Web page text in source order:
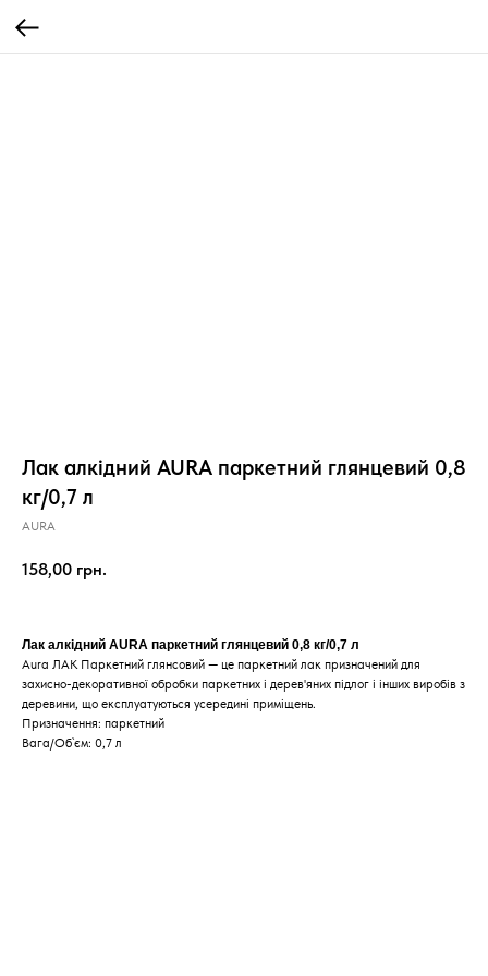
Лак алкідний AURA паркетний глянцевий 0,8
кг/0,7 л
AURA
158,00 грн.
Лак алкідний AURA паркетний глянцевий 0,8 кг/0,7 л
Aura ЛАК Паркетний глянсовий — це паркетний лак призначений для
захисно-декоративної обробки паркетних і дерев'яних підлог і інших виробів з
деревини, що експлуатуються усередині приміщень.
Призначення: паркетний
Вага/Об`єм: 0,7 л